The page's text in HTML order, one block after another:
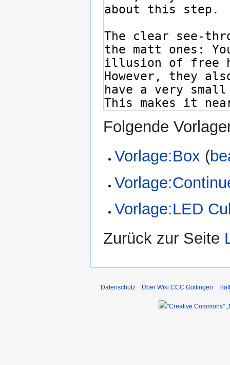
Folgende
Vorlage:Box (
Vorlage:LED
Zurück zur Seite
Datenschutz Über Wiki CCC Göttingen